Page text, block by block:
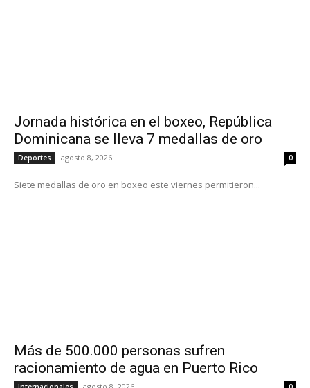
Jornada histórica en el boxeo, República
Dominicana se lleva 7 medallas de oro
Deportes agosto 8, 2026 0
Siete medallas de oro en boxeo este viernes permitieron...
Más de 500.000 personas sufren
racionamiento de agua en Puerto Rico